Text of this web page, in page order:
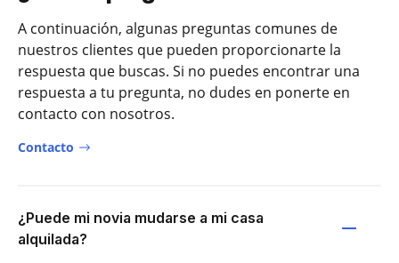
A continuación, algunas preguntas comunes de
nuestros clientes que pueden proporcionarte la
respuesta que buscas. Si no puedes encontrar una
respuesta a tu pregunta, no dudes en ponerte en
contacto con nosotros.
Contacto
¿Puede mi novia mudarse a mi casa
alquilada?